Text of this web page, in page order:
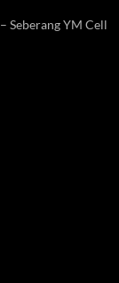
Seberang YM Cell